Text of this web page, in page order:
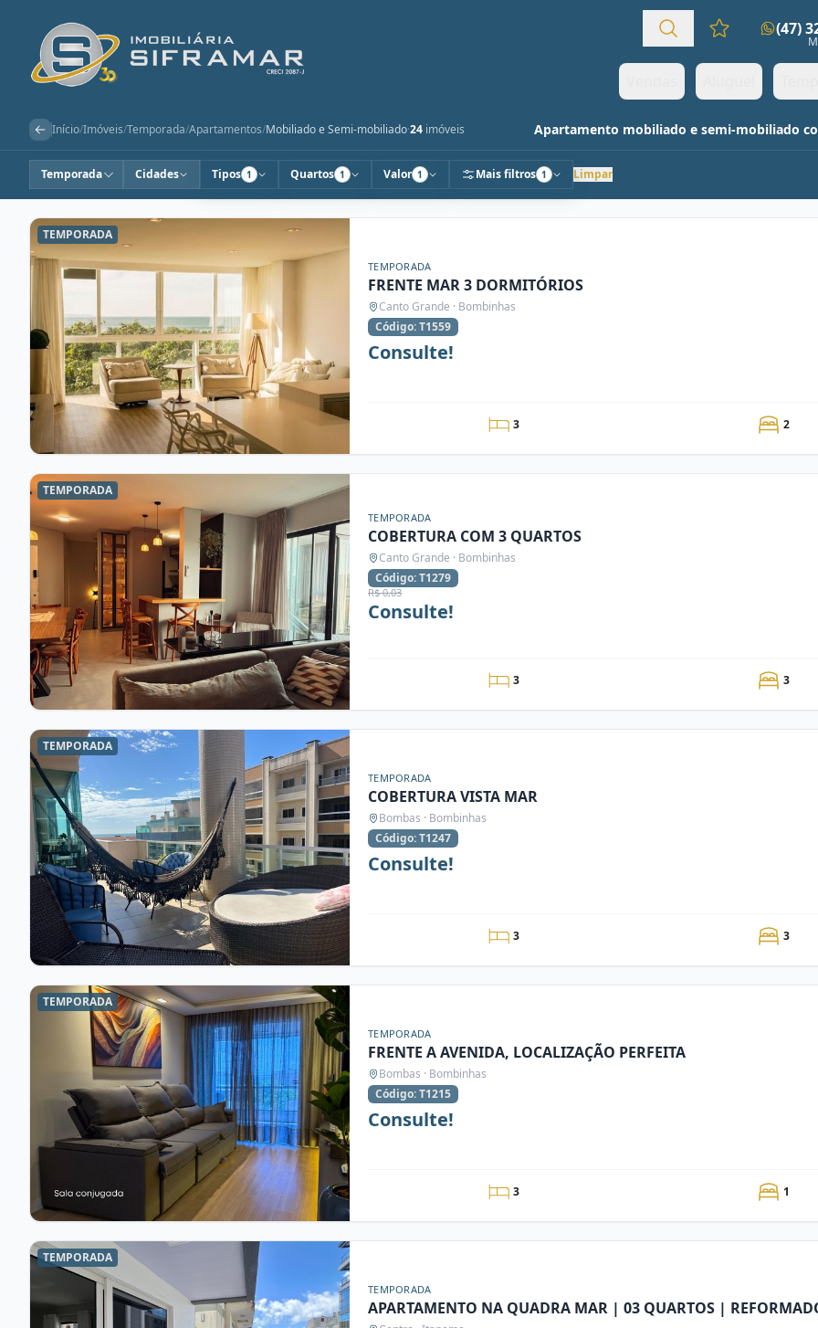
Favoritos (0
(47)
Início/Imóveis/Temporada/Apartamentos/Mobiliado e Semi-mobiliado·24 imóveis Apartamento mobiliado e semi-mobiliado
Temporada Cidades Tipos 1 Quartos 1 Valor 1 Mais filtros 1 Limpar
TEMPORADA
TEMPORADA
FRENTE MAR 3 DORMITÓRIOS
Canto Grande · Bombinhas
Código: T1559
Consulte!
3 2
TEMPORADA
TEMPORADA
COBERTURA COM 3 QUARTOS
Canto Grande · Bombinhas
Código: T1279
R$ 0,03
Consulte!
3 3
TEMPORADA
TEMPORADA
COBERTURA VISTA MAR
Bombas · Bombinhas
Código: T1247
Consulte!
3 3
TEMPORADA
TEMPORADA
FRENTE A AVENIDA, LOCALIZAÇÃO PERFEITA
Bombas · Bombinhas
Código: T1215
Consulte!
3 1
TEMPORADA
TEMPORADA
APARTAMENTO NA QUADRA MAR | 03 QUARTOS |